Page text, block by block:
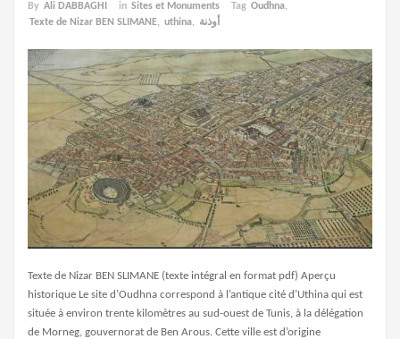
By Ali DABBAGHI in Sites et Monuments Tag Oudhna,
Texte de Nizar BEN SLIMANE, uthina, أوذنة
Texte de Nizar BEN SLIMANE (texte intégral en format pdf) Aperçu
historique Le site d’Oudhna correspond à l’antique cité d’Uthina qui est
située à environ trente kilomètres au sud-ouest de Tunis, à la délégation
de Morneg, gouvernorat de Ben Arous. Cette ville est d’origine